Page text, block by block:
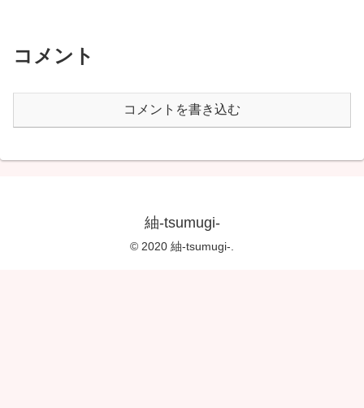
コメント
コメントを書き込む
紬-tsumugi-
© 2020 紬-tsumugi-.